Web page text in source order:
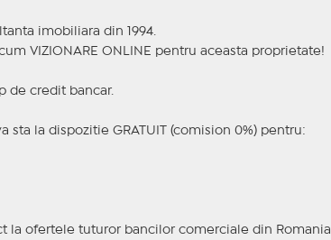
imobiliara din 1994.
VIZIONARE ONLINE pentru aceasta proprietate!
de credit bancar.
sta la dispozitie GRATUIT (comision 0%) pentru:
la ofertele tuturor bancilor comerciale din Romania.